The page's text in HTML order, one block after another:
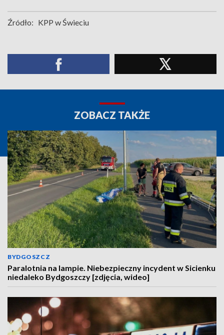
Źródło: KPP w Świeciu
ZOBACZ TAKŻE
BYDGOSZCZ
Paralotnia na lampie. Niebezpieczny incydent w Sicienku
niedaleko Bydgoszczy [zdjęcia, wideo]